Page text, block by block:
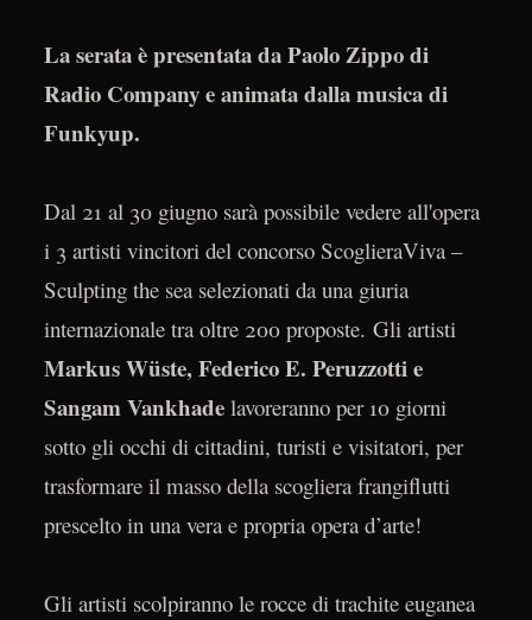
La serata è presentata da Paolo Zippo di
Radio Company e animata dalla musica di
Funkyup.
Dal 21 al 30 giugno sarà possibile vedere all'opera
i 3 artisti vincitori del concorso ScoglieraViva –
Sculpting the sea selezionati da una giuria
internazionale tra oltre 200 proposte. Gli artisti
Markus Wüste, Federico E. Peruzzotti e
Sangam Vankhadelavoreranno per 10 giorni
sotto gli occhi di cittadini, turisti e visitatori, per
trasformare il masso della scogliera frangiflutti
prescelto in una vera e propria opera d’arte!
Gli artisti scolpiranno le rocce di trachite euganea